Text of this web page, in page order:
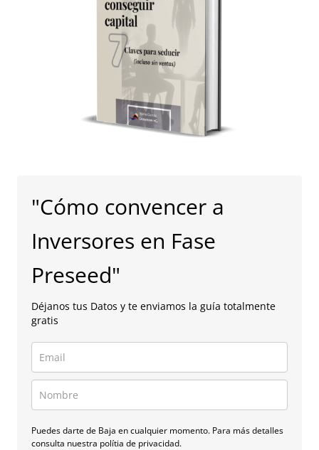
"Cómo convencer a
Inversores en Fase
Preseed"
Déjanos tus Datos y te enviamos la guía totalmente
gratis
Puedes darte de Baja en cualquier momento. Para más detalles
consulta nuestra polítia de privacidad.